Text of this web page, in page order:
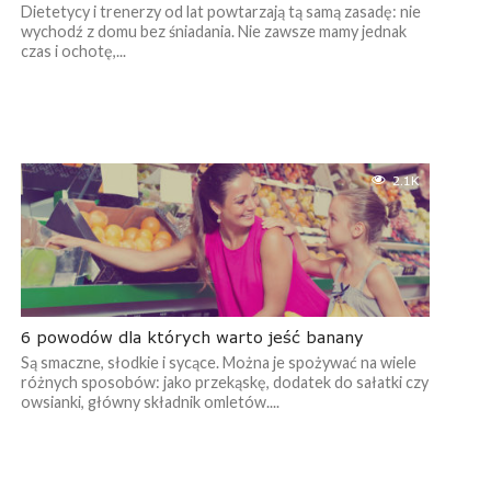
Dietetycy i trenerzy od lat powtarzają tą samą zasadę: nie
wychodź z domu bez śniadania. Nie zawsze mamy jednak
czas i ochotę,...
2.1K
6 powodów dla których warto jeść banany
Są smaczne, słodkie i sycące. Można je spożywać na wiele
różnych sposobów: jako przekąskę, dodatek do sałatki czy
owsianki, główny składnik omletów....